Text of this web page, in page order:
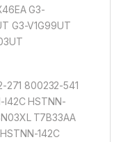
G3-
G3-V1G99UT
271 800232-541
I42C HSTNN-
T7B33AA
142C